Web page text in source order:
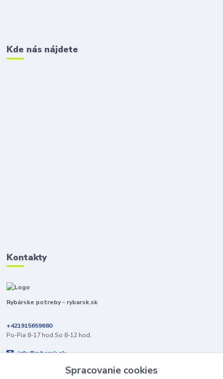
Kde nás nájdete
Kontakty
Rybárske potreby - rybarsk.sk
+421915659680
Po-Pia 8-17 hod.So 8-12 hod.
info@rybarsk.sk
Spracovanie cookies